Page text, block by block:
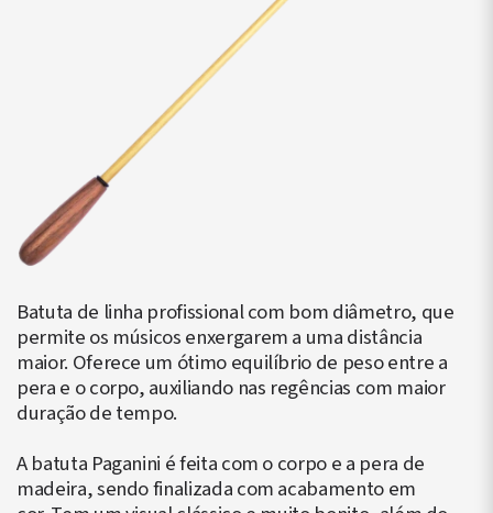
Batuta de linha profissional com bom diâmetro, que
permite os músicos enxergarem a uma distância
maior. Oferece um ótimo equilíbrio de peso entre a
pera e o corpo, auxiliando nas regências com maior
duração de tempo.
A batuta Paganini é feita com o corpo e a pera de
madeira, sendo finalizada com acabamento em